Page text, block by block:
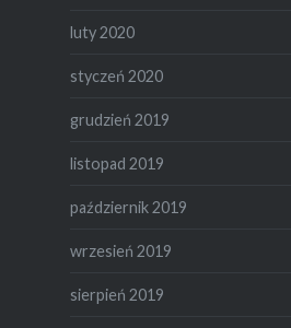
luty 2020
styczeń 2020
grudzień 2019
listopad 2019
październik 2019
wrzesień 2019
sierpień 2019